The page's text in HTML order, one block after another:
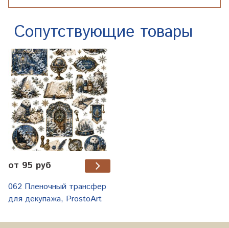
Сопутствующие товары
от 95 руб
062 Пленочный трансфер
для декупажа, ProstoArt